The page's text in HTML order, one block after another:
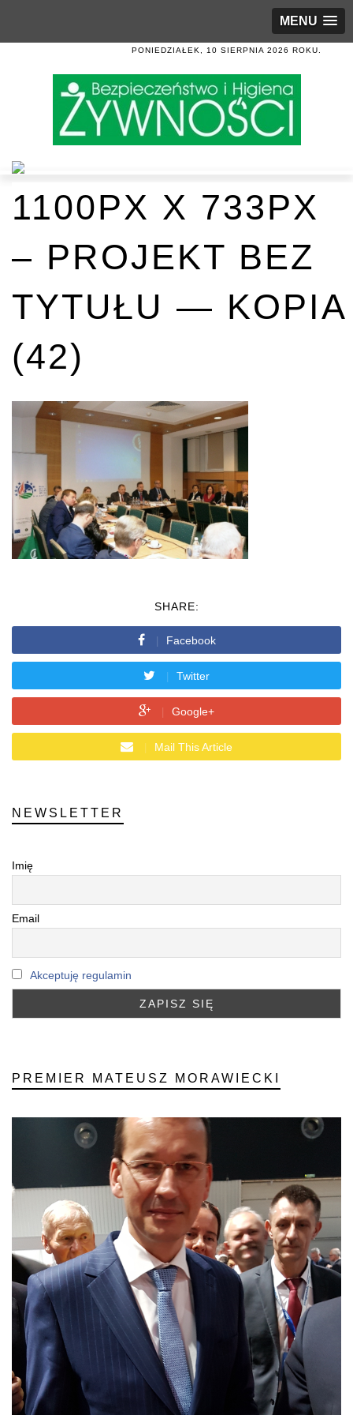
MENU
PONIEDZIAŁEK, 10 SIERPNIA 2026 ROKU.
1100PX X 733PX
– PROJEKT BEZ
TYTUŁU — KOPIA
(42)
SHARE:
Facebook
Twitter
Google+
Mail This Article
NEWSLETTER
Imię
Email
Akceptuję regulamin
PREMIER MATEUSZ MORAWIECKI